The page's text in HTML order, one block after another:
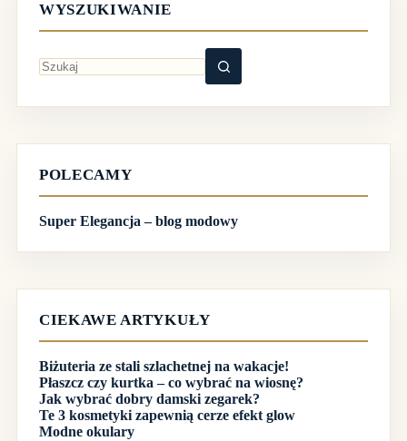
WYSZUKIWANIE
wyników
POLECAMY
Super Elegancja – blog modowy
CIEKAWE ARTYKUŁY
Biżuteria ze stali szlachetnej na wakacje!
Płaszcz czy kurtka – co wybrać na wiosnę?
Jak wybrać dobry damski zegarek?
Te 3 kosmetyki zapewnią cerze efekt glow
Modne okulary